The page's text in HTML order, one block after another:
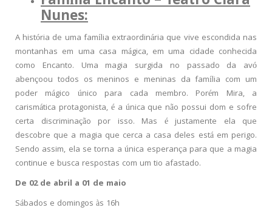
Nunes:
A história de uma família extraordinária que vive escondida nas
montanhas em uma casa mágica, em uma cidade conhecida
como Encanto. Uma magia surgida no passado da avó
abençoou todos os meninos e meninas da família com um
poder mágico único para cada membro. Porém Mira, a
carismática protagonista, é a única que não possui dom e sofre
certa discriminação por isso. Mas é justamente ela que
descobre que a magia que cerca a casa deles está em perigo.
Sendo assim, ela se torna a única esperança para que a magia
continue e busca respostas com um tio afastado.
De 02 de abril a 01 de maio
Sábados e domingos às 16h